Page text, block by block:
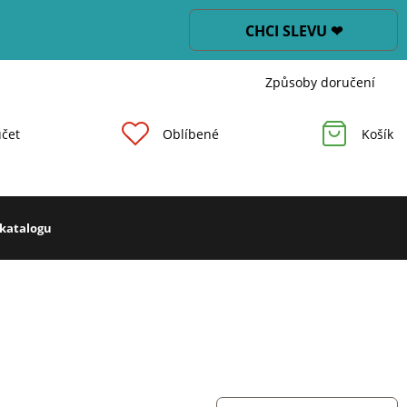
CHCI SLEVU ❤
Způsoby doručení
Oblíbené Košík